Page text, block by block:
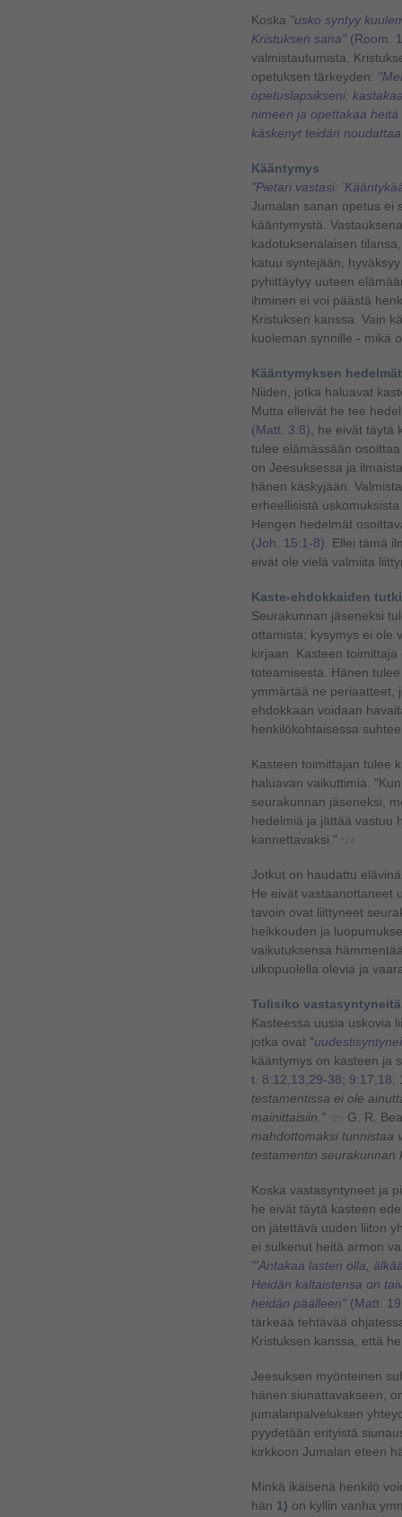
Koska "usko syntyy
Kristuksen sana" (Room.
valmistautumista.
opetuksen tärkeyden:
opetuslapsikseni:
nimeen ja opettakaa
käskenyt teidän
Kääntymys
"Pietari vastasi:
Jumalan sanan opetus ei
kääntymystä.
kadotuksenalaisen
katuu syntejään,
pyhittäytyy uuteen
ihminen ei voi päästä
Kristuksen kanssa. Vain
kuoleman synnille - mikä
Kääntymyksen hedelmät
Niiden, jotka haluavat
Mutta elleivät he tee
(Matt. 3:8) , he eivät
tulee elämässään
on Jeesuksessa ja
hänen käskyjään.
erheellisistä
Hengen hedelmät
(Joh. 15:1-8)
Ellei tämä
eivät ole vielä valmiita
Kaste-ehdokkaiden
Seurakunnan jäseneksi
ottamista; kysymys ei ole
kirjaan. Kasteen
toteamisesta. Hänen
ymmärtää ne periaatteet,
ehdokkaan voidaan
henkilökohtaisessa
Kasteen toimittajan tulee
haluavan vaikuttimia.
seurakunnan jäseneksi,
hedelmiä ja jättää vastuu
kannettavaksi."
Jotkut on haudattu
He eivät vastaanottaneet
tavoin ovat liittyneet
heikkouden ja
vaikutuksensa
ulkopuolella olevia ja
Tulisiko
Kasteessa uusia uskovia
jotka ovat "
kääntymys on kasteen ja
t. 8:12,13,29-38; 9:17,18;
testamentissa ei ole
mainittaisiin."
G. R.
mahdottomaksi tunnistaa
testamentin seurakunnan
Koska vastasyntyneet ja
he eivät täytä kasteen
on jätettävä uuden liiton
ei sulkenut heitä armon
"'Antakaa lasten olla,
Heidän kaltaistensa on
heidän päälleen" (Matt.
tärkeää tehtävää
Kristuksen kanssa, että
Jeesuksen myönteinen
hänen siunattavakseen,
jumalanpalveluksen
pyydetään erityistä
kirkkoon Jumalan eteen
Minkä ikäisenä henkilö
hän 1) on kyllin vanha